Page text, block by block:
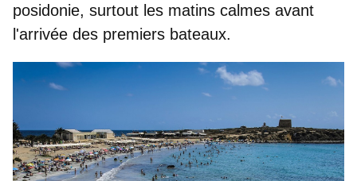
posidonie, surtout les matins calmes avant
l'arrivée des premiers bateaux.